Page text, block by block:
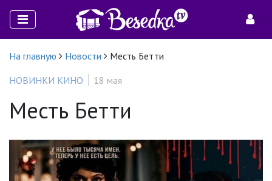
На главную Новости
Месть Бетти
НОВИНКИ КИНО
18 мая
Месть Бетти